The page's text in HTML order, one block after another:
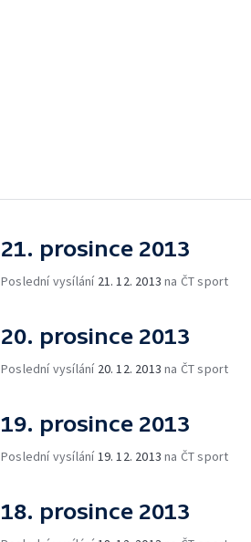
21. prosince 2013
Poslední vysílání 21. 12. 2013 na ČT sport
20. prosince 2013
Poslední vysílání 20. 12. 2013 na ČT sport
19. prosince 2013
Poslední vysílání 19. 12. 2013 na ČT sport
18. prosince 2013